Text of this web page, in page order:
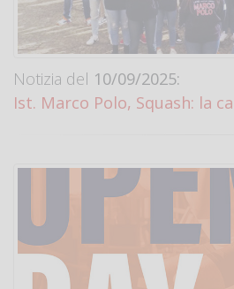
Notizia del 10/09/2025:
Ist. Marco Polo, Squash: la